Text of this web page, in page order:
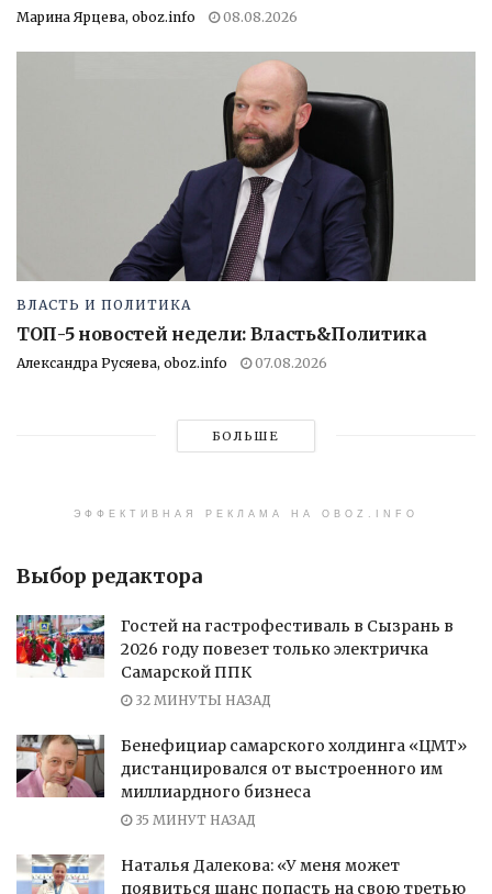
Марина Ярцева, oboz.info 08.08.2026
ВЛАСТЬ И ПОЛИТИКА
ТОП-5 новостей недели: Власть&Политика
Александра Русяева, oboz.info 07.08.2026
БОЛЬШЕ
ЭФФЕКТИВНАЯ РЕКЛАМА НА OBOZ.INFO
Выбор редактора
Гостей на гастрофестиваль в Сызрань в
2026 году повезет только электричка
Самарской ППК
32 МИНУТЫ НАЗАД
Бенефициар самарского холдинга «ЦМТ»
дистанцировался от выстроенного им
миллиардного бизнеса
35 МИНУТ НАЗАД
Наталья Далекова: «У меня может
появиться шанс попасть на свою третью